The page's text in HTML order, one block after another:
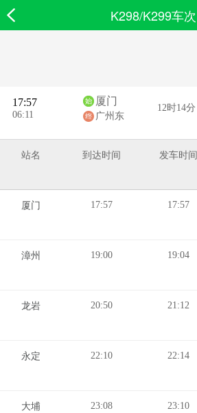
K298/K299车次
17:57
06:11
厦门
广州东
12时14分
站名 到达时间 发车时间
厦门 17:57 17:57
漳州 19:00 19:04
龙岩 20:50 21:12
永定 22:10 22:14
大埔 23:08 23:10